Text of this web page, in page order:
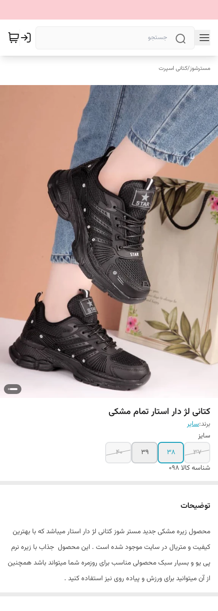
مسترشوز/کتانی اسپرت
کتانی لژ دار استار تمام مشکی
برند:سایر
سایز
37
38
39
40
شناسه کالا098
توضیحات
محصول زیره مشکی جدید مستر شوز کتانی لژ دار استار میباشد که با بهترین
کیفیت و متریال در سایت موجود شده است . این محصول جذاب با زیره نرم
پی یو و بسیار سبک محصولی مناسب برای روزمره شما میتواند باشد همچنین
از آن میتوانید برای ورزش و پیاده روی نیز استفاده کنید .